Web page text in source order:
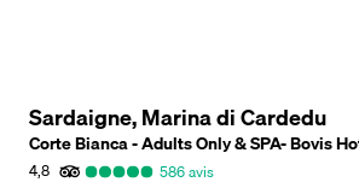
Sardaigne, Marina di Cardedu
Corte Bianca - Adults Only & SPA- Bovis
4,8
586avis